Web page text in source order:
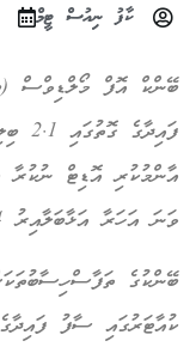
ކާފު ނިއުސް ޓީމް
ވަނަ އަހަރާ އަޅާބަލާއިރު 4 ޕަސެންޓުގެ އިތުރުވުމެކެވެ.
ބޭންކުގެ